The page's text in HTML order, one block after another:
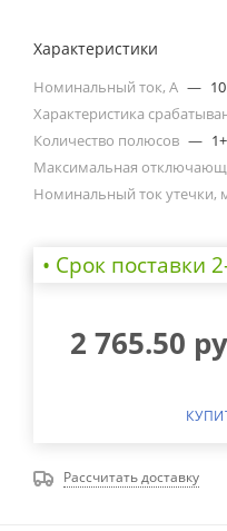
Характеристики
Номинальный ток, А — 10
Характеристика
Количество полюсов —
Максимальная
Номинальный ток утечки,
• Cрок поставки
2 765.50
Рассчитать доставку